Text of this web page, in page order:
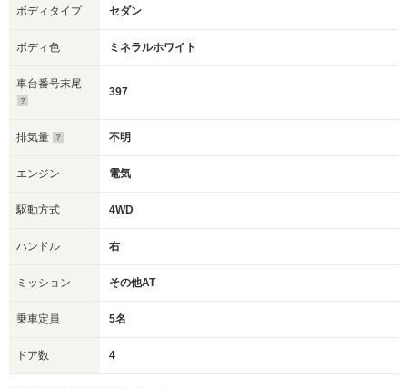
ボディタイプ セダン
ボディ色 ミネラルホワイト
車台番号末尾
397
排気量 不明
エンジン 電気
駆動方式 4WD
ハンドル 右
ミッション その他AT
乗車定員 5名
ドア数 4